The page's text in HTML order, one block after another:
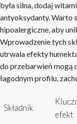
była silna, dodaj
antyoksydanty. Warto
hipoalergiczne, aby
Wprowadzenie tych
utrwala efekty
do przebarwień mogą
łagodnym profilu,
Składnik
efekt